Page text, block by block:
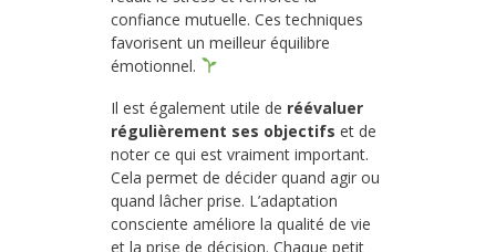
confiance mutuelle. Ces techniques
favorisent un meilleur équilibre
émotionnel.
Il est également utile de réévaluer
régulièrement ses objectifs et de
noter ce qui est vraiment important.
Cela permet de décider quand agir ou
quand lâcher prise. L’adaptation
consciente améliore la qualité de vie
et la prise de décision. Chaque petit